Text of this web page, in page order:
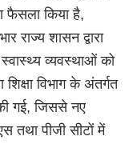
फैसला किया है,
राज्य शासन द्वारा
व्यवस्थाओं को
विभाग के अंतर्गत
गई, जिससे नए
तथा पीजी सीटों में